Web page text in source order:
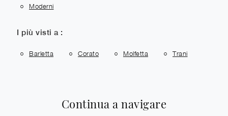
Moderni
I più visti a :
Barletta Corato Molfetta Trani
Continua a navigare